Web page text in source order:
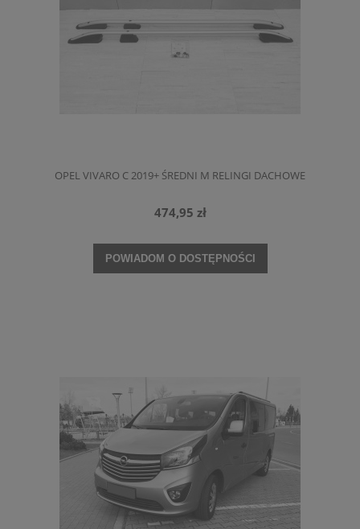
OPEL VIVARO C 2019+ ŚREDNI M RELINGI DACHOWE
474,95 zł
POWIADOM O DOSTĘPNOŚCI